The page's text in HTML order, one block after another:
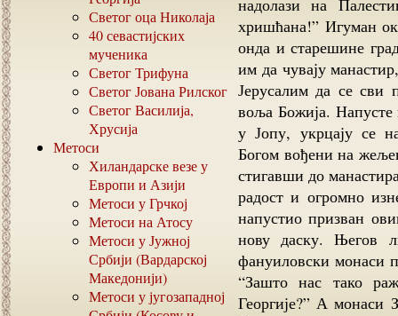
Светог оца Николаја
40севастијских
мученика
Светог Трифуна
Светог Јована Рилског
Светог Василија,
Хрусија
Метоси
Хиландарске везе у
Европи и Азији
Метоси у Грчкој
Метоси на Атосу
Метоси у Јужној
Србији (Вардарској
Македонији)
Метоси у југозападној
надолази на
хришћана!” Игуман
онда и старешине
им да чувају
Јерусалим да се сви
воља Божија.
у Јопу, укрцају се
Богом вођени на
стигавши до
радост и огромно
напустио призван
нову даску. Његов
фануиловски монаси
“Зашто нас тако
Георгије?” А монаси